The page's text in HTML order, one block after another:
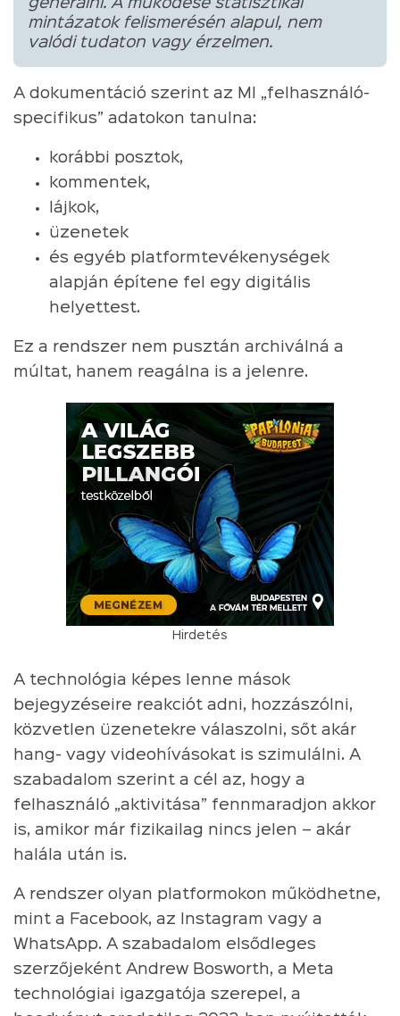
generálni. A működése statisztikai
mintázatok felismerésén alapul, nem
valódi tudaton vagy érzelmen.
A dokumentáció szerint az MI „felhasználó-
specifikus” adatokon tanulna:
korábbi posztok,
kommentek,
lájkok,
üzenetek
és egyéb platformtevékenységek
alapján építene fel egy digitális
helyettest.
Ez a rendszer nem pusztán archiválná a
múltat, hanem reagálna is a jelenre.
Hirdetés
A technológia képes lenne mások
bejegyzéseire reakciót adni, hozzászólni,
közvetlen üzenetekre válaszolni, sőt akár
hang- vagy videohívásokat is szimulálni. A
szabadalom szerint a cél az, hogy a
felhasználó „aktivitása” fennmaradjon akkor
is, amikor már fizikailag nincs jelen – akár
halála után is.
A rendszer olyan platformokon működhetne,
mint a Facebook, az Instagram vagy a
WhatsApp. A szabadalom elsődleges
szerzőjeként Andrew Bosworth, a Meta
technológiai igazgatója szerepel, a